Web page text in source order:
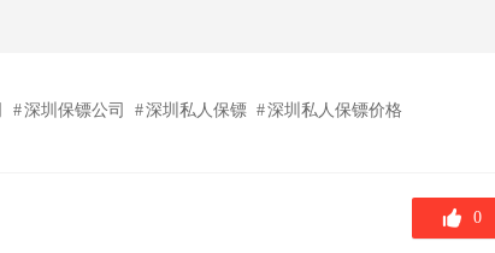
深圳保镖公司 深圳私人保镖
深圳私人保镖价格
0